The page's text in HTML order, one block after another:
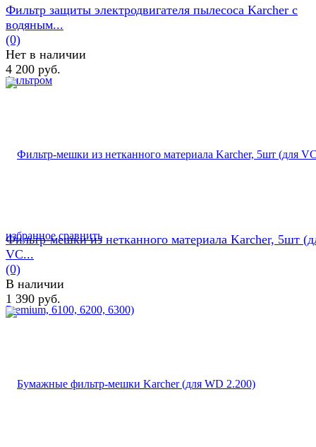
избранное сравнить
Фильтр защиты электродвигателя пылесоса Karcher с
водяным...
(0)
Нет в наличии
4 200 руб.
Фильтр-мешки из нетканного материала Karcher, 5шт
VC...
(0)
В наличии
1 390 руб.